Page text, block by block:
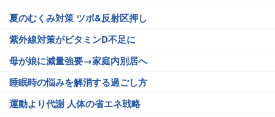
夏のむくみ対策 ツボ&反射区押し
紫外線対策がビタミンD不足に
母が娘に減量強要→家庭内別居へ
睡眠時の悩みを解消する過ごし方
運動より代謝 人体の省エネ戦略